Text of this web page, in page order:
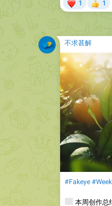
❤
1
👍
1
不求甚解
#Fakeye
📰本周创作总